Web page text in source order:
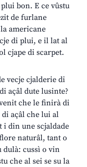
bon. E ce vûstu
de furlane
americane
di plui, e il lat al
cjape di scarpet.
vecje cjalderie di
açâl dute lusinte?
che le finirà di
açâl che lui al
i din une scjaldade
naturâl, tant o
dulà: cussì o vin
che al sei se su la